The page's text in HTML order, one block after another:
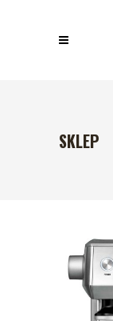
SKLEP